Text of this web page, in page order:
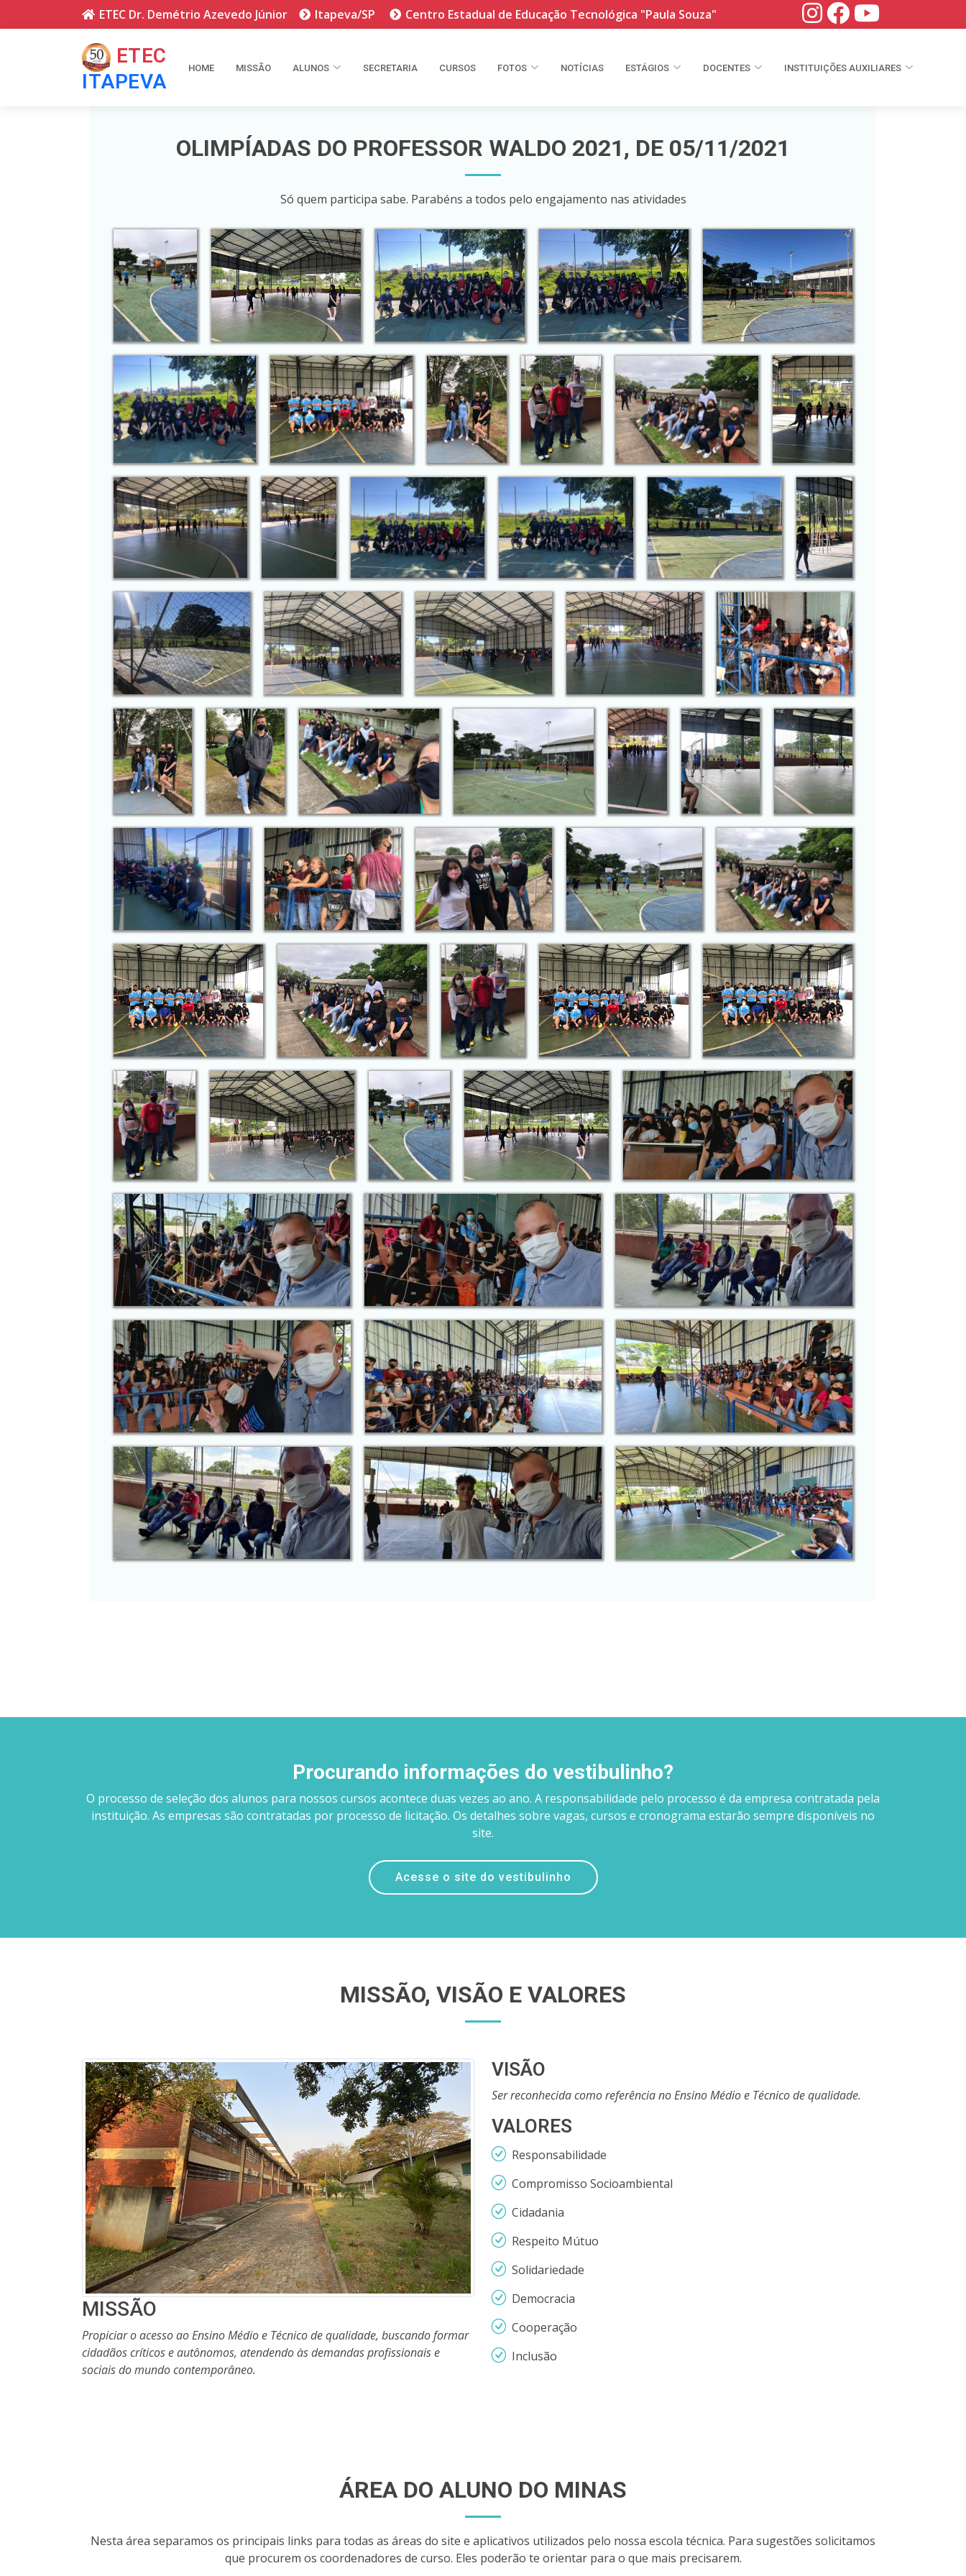
ETEC Dr. Demétrio Azevedo Júnior Itapeva/SP Centro Estadual de Educação Tecnológica "Paula Souza"
ETEC
ITAPEVA
HOME MISSÃO ALUNOS SECRETARIA CURSOS FOTOS NOTÍCIAS ESTÁGIOS DOCENTES INSTITUIÇÕES AUXILIARES
OLIMPÍADAS DO PROFESSOR WALDO 2021, DE 05/11/2021
Só quem participa sabe. Parabéns a todos pelo engajamento nas atividades
Procurando informações do vestibulinho?
O processo de seleção dos alunos para nossos cursos acontece duas vezes ao ano. A responsabilidade pelo processo é da empresa contratada pela
instituição. As empresas são contratadas por processo de licitação. Os detalhes sobre vagas, cursos e cronograma estarão sempre disponíveis no
site.
Acesse o site do vestibulinho
MISSÃO, VISÃO E VALORES
MISSÃO
Propiciar o acesso ao Ensino Médio e Técnico de qualidade, buscando formar
cidadãos críticos e autônomos, atendendo às demandas profissionais e
sociais do mundo contemporâneo.
VISÃO
Ser reconhecida como referência no Ensino Médio e Técnico de qualidade.
VALORES
Responsabilidade
Compromisso Socioambiental
Cidadania
Respeito Mútuo
Solidariedade
Democracia
Cooperação
Inclusão
ÁREA DO ALUNO DO MINAS
Nesta área separamos os principais links para todas as áreas do site e aplicativos utilizados pelo nossa escola técnica. Para sugestões solicitamos
que procurem os coordenadores de curso. Eles poderão te orientar para o que mais precisarem.